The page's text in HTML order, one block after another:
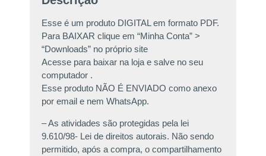
Esse é um produto DIGITAL em formato PDF.
Para BAIXAR clique em “Minha Conta” >
“Downloads” no próprio site
Acesse para baixar na loja e salve no seu
computador .
Esse produto NÃO É ENVIADO como anexo
por email e nem WhatsApp.
– As atividades são protegidas pela lei
9.610/98- Lei de direitos autorais. Não sendo
permitido, após a compra, o compartilhamento